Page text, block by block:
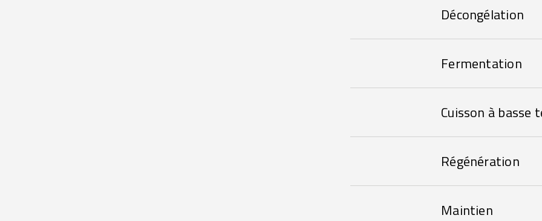
Décongélation
Fermentation
Cuisson à basse
Régénération
Maintien